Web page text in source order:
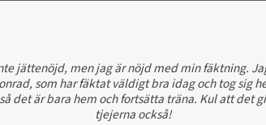
jättenöjd, men jag är nöjd med min fäktning.
som har fäktat väldigt bra idag och tog sig
det är bara hem och fortsätta träna. Kul att det
tjejerna också!